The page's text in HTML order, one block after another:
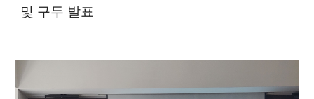
및 구두 발표